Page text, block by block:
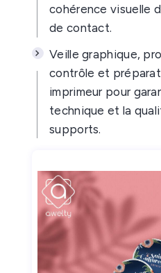
cohérence visuelle
de contact.
Veille graphique,
contrôle et
imprimeur pour
technique et la
supports.